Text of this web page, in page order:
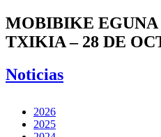
MOBIBIKE
TXIKIA – 28 DE
Noticias
2026
2025